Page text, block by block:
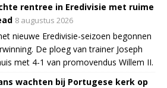
rentree in Eredivisie met ruime
8 augustus 2026
nieuwe Eredivisie-seizoen begonnen
De ploeg van trainer Joseph
met 4-1 van promovendus Willem II.
wachten bij Portugese kerk op